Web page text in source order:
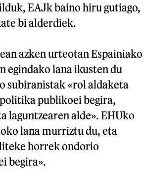
EAJk baino hiru gutiago,
bi alderdiek.
azken urteotan Espainiako
egindako lana ikusten du
subiranistak «rol aldaketa
politika publikoei begira,
laguntzearen alde». EHUko
lana murriztu du, eta
horrek ondorio
begira».